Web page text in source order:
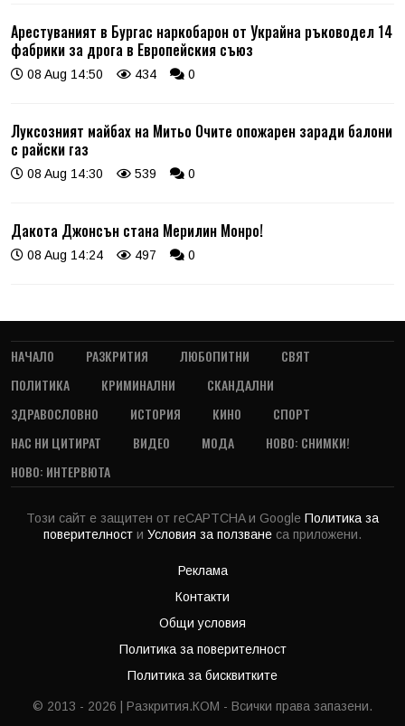
Арестуваният в Бургас наркобарон от Украйна ръководел 14
фабрики за дрога в Европейския съюз
08 Aug 14:50 434 0
Луксозният майбах на Митьо Очите опожарен заради балони
с райски газ
08 Aug 14:30 539 0
Дакота Джонсън стана Мерилин Монро!
08 Aug 14:24 497 0
НАЧАЛО РАЗКРИТИЯ ЛЮБОПИТНИ
СВЯТ
ПОЛИТИКА
КРИМИНАЛНИ
СКАНДАЛНИ
ЗДРАВОСЛОВНО
ИСТОРИЯ КИНО
СПОРТ
НАС НИ ЦИТИРАТ
ВИДЕО МОДА
НОВО: СНИМКИ!
НОВО: ИНТЕРВЮТА
Този сайт е защитен от reCAPTCHA и Google Политика за
поверителност и Условия за ползване са приложени.
Реклама
Контакти
Общи условия
Политика за поверителност
Политика за бисквитките
© 2013 - 2026 | Разкрития.КОМ - Всички права запазени.